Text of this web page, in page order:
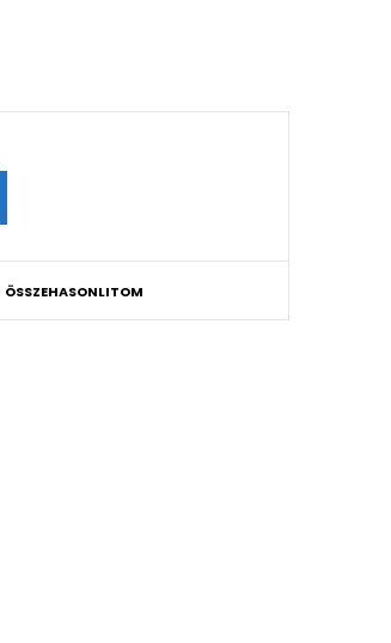
ÖSSZEHASONLITOM